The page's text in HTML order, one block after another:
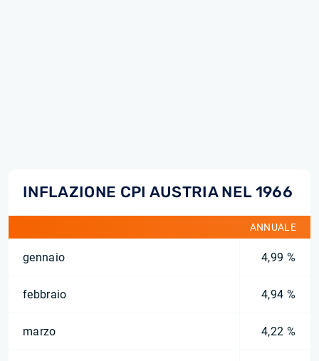
INFLAZIONE CPI AUSTRIA NEL 1966
ANNUALE
gennaio 4,99 %
febbraio 4,94 %
marzo 4,22 %